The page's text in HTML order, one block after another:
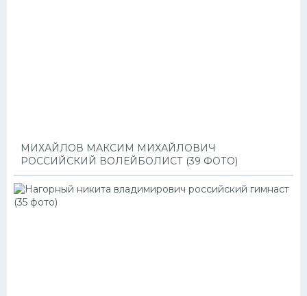
МИХАЙЛОВ МАКСИМ МИХАЙЛОВИЧ
РОССИЙСКИЙ ВОЛЕЙБОЛИСТ (39 ФОТО)